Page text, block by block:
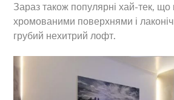
Зараз також популярні хай-тек, що
хромованими поверхнями і
грубий нехитрий лофт.